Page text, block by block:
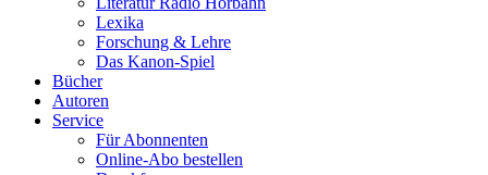
Lexika
Forschung & Lehre
Das Kanon-Spiel
Bücher
Autoren
Service
Für Abonnenten
Online-Abo bestellen